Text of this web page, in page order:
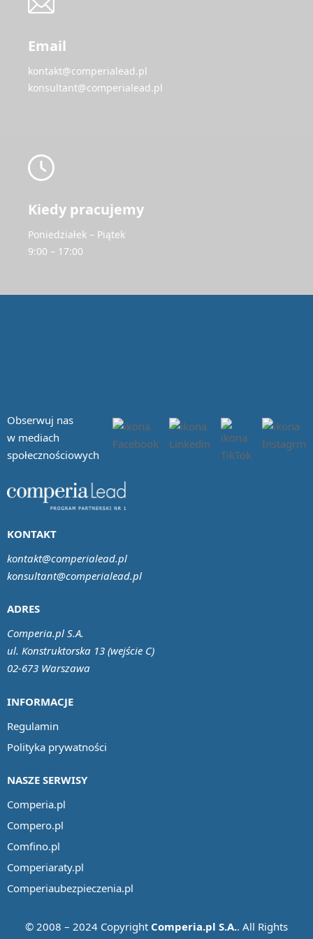
Email
kontakt@comperialead.pl
konsultant@comperialead.pl
Kiedy pracujemy
Poniedziałek – Piątek
9:00 – 17:00
Obserwuj nas
w mediach
społecznościowych
INFORMACJE
Regulamin
Polityka prywatności
NASZE SERWISY
Comperia.pl
Compero.pl
Comfino.pl
Comperiaraty.pl
Comperiaubezpieczenia.pl
ADRES
Comperia.pl S.A.
ul. Konstruktorska 13 (wejście C)
02-673 Warszawa
KONTAKT
kontakt@comperialead.pl
konsultant@comperialead.pl
© 2008 – 2024 Copyright Comperia.pl S.A.. All Rights